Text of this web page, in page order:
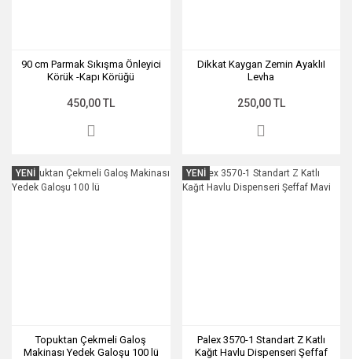
90 cm Parmak Sıkışma Önleyici
Körük -Kapı Körüğü
450,00 TL
Dikkat Kaygan Zemin AyaklıI
Levha
250,00 TL
YENİ
Topuktan Çekmeli Galoş
Makinası Yedek Galoşu 100 lü
YENİ
Palex 3570-1 Standart Z Katlı
Kağıt Havlu Dispenseri Şeffaf